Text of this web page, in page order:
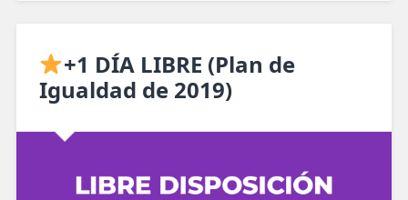
+1 DÍA LIBRE (Plan de
Igualdad de 2019)